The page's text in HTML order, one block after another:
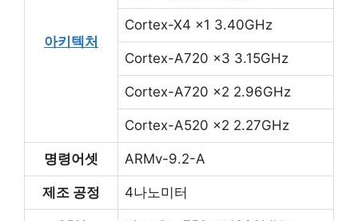
아키텍처
Cortex-X4 ×1 3.40GHz
Cortex-A720 ×3 3.15GHz
Cortex-A720 ×2 2.96GHz
Cortex-A520 ×2 2.27GHz
명령어셋 ARMv-9.2-A
제조 공정 4나노미터